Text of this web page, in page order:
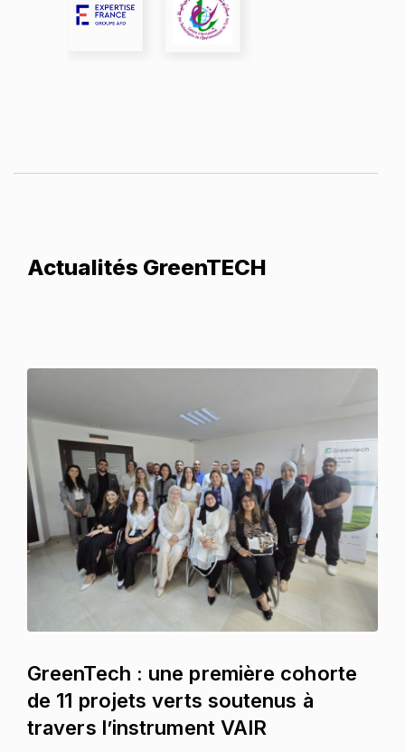
Actualités GreenTECH
GreenTech : une première cohorte
de 11 projets verts soutenus à
travers l’instrument VAIR